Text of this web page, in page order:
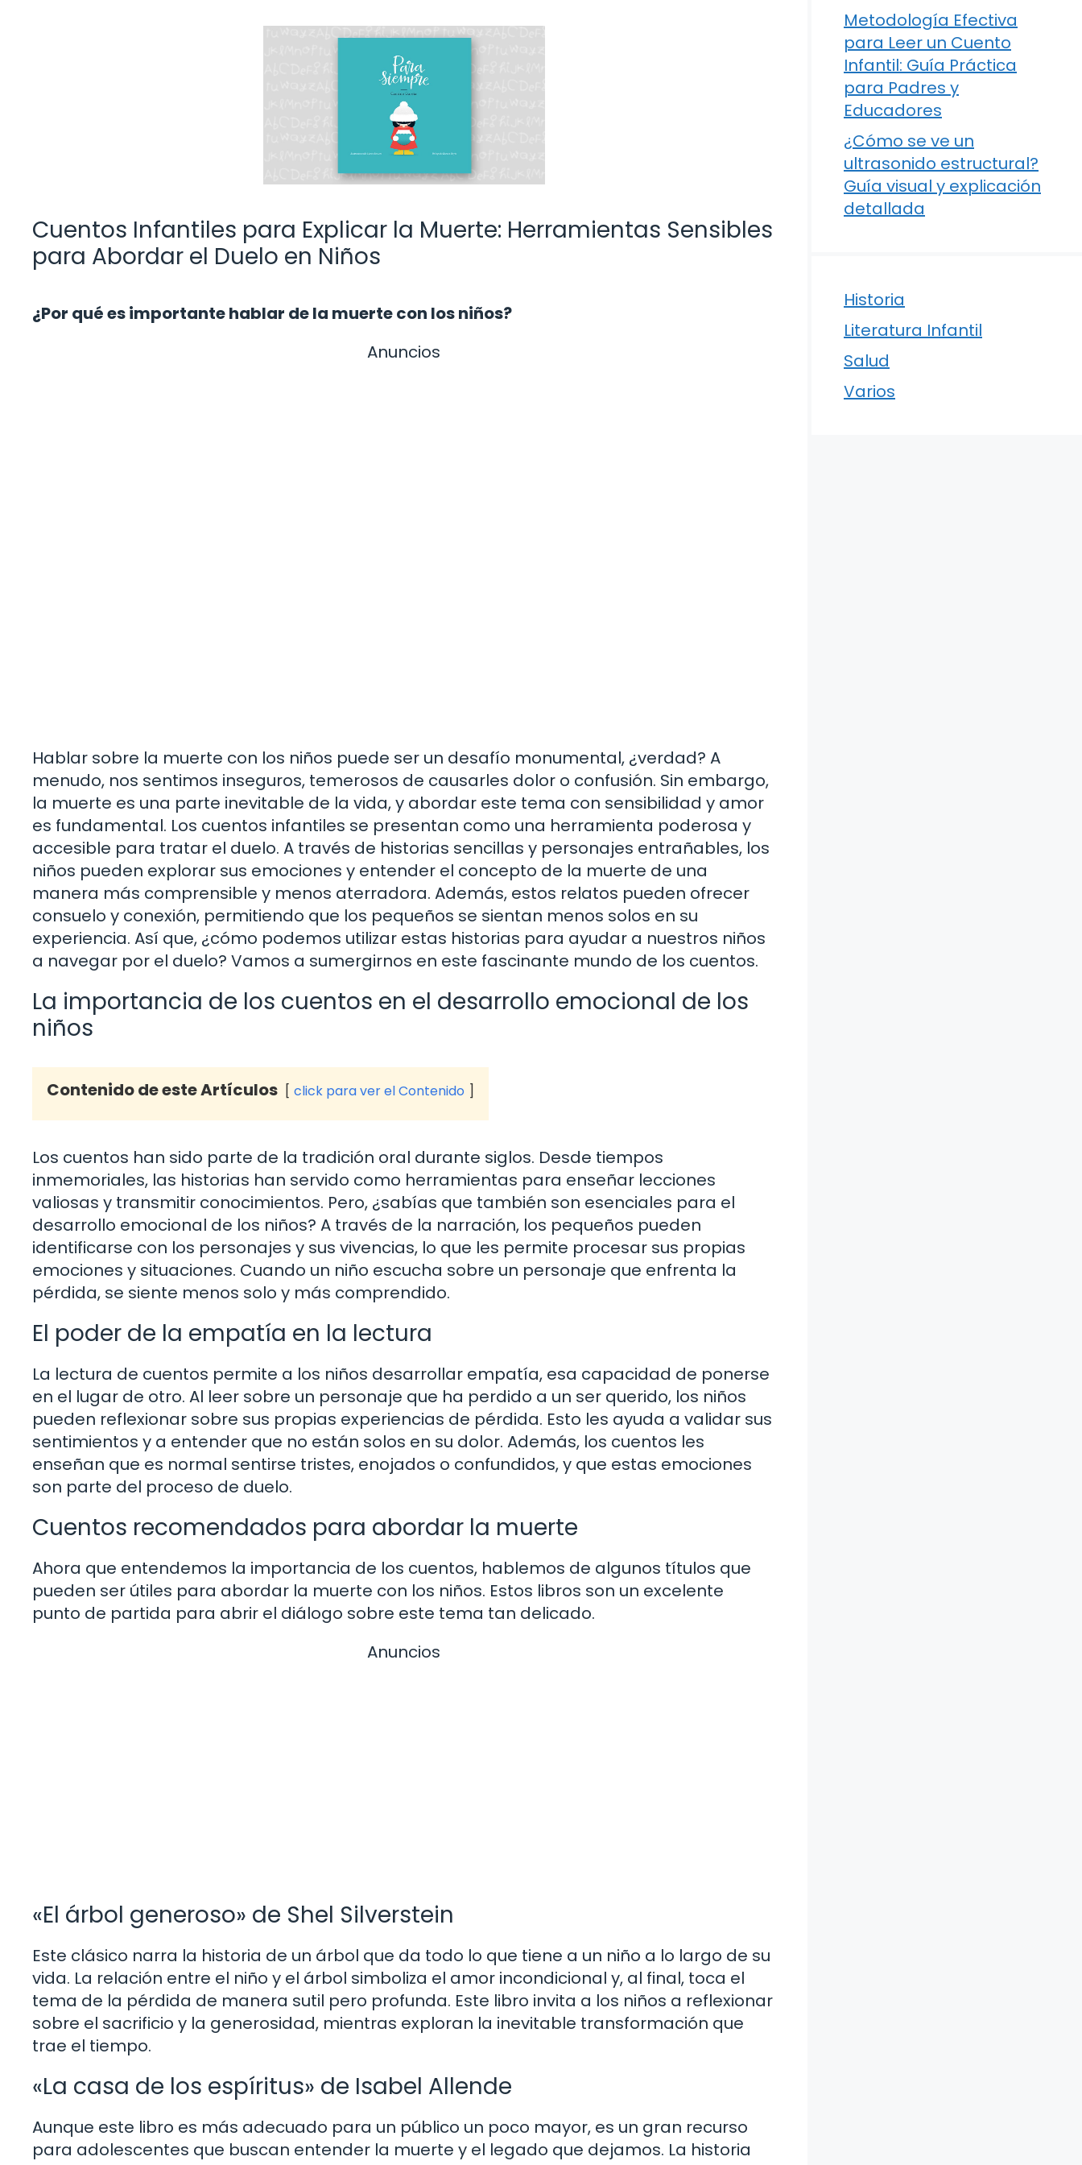
Cuentos Infantiles para Explicar la Muerte: Herramientas Sensibles
para Abordar el Duelo en Niños
¿Por qué es importante hablar de la muerte con los niños?
Anuncios
Hablar sobre la muerte con los niños puede ser un desafío monumental, ¿verdad? A
menudo, nos sentimos inseguros, temerosos de causarles dolor o confusión. Sin embargo,
la muerte es una parte inevitable de la vida, y abordar este tema con sensibilidad y amor
es fundamental. Los cuentos infantiles se presentan como una herramienta poderosa y
accesible para tratar el duelo. A través de historias sencillas y personajes entrañables, los
niños pueden explorar sus emociones y entender el concepto de la muerte de una
manera más comprensible y menos aterradora. Además, estos relatos pueden ofrecer
consuelo y conexión, permitiendo que los pequeños se sientan menos solos en su
experiencia. Así que, ¿cómo podemos utilizar estas historias para ayudar a nuestros niños
a navegar por el duelo? Vamos a sumergirnos en este fascinante mundo de los cuentos.
La importancia de los cuentos en el desarrollo emocional de los
niños
Contenido de este Artículos click para ver el Contenido
Los cuentos han sido parte de la tradición oral durante siglos. Desde tiempos
inmemoriales, las historias han servido como herramientas para enseñar lecciones
valiosas y transmitir conocimientos. Pero, ¿sabías que también son esenciales para el
desarrollo emocional de los niños? A través de la narración, los pequeños pueden
identificarse con los personajes y sus vivencias, lo que les permite procesar sus propias
emociones y situaciones. Cuando un niño escucha sobre un personaje que enfrenta la
pérdida, se siente menos solo y más comprendido.
El poder de la empatía en la lectura
La lectura de cuentos permite a los niños desarrollar empatía, esa capacidad de ponerse
en el lugar de otro. Al leer sobre un personaje que ha perdido a un ser querido, los niños
pueden reflexionar sobre sus propias experiencias de pérdida. Esto les ayuda a validar sus
sentimientos y a entender que no están solos en su dolor. Además, los cuentos les
enseñan que es normal sentirse tristes, enojados o confundidos, y que estas emociones
son parte del proceso de duelo.
Cuentos recomendados para abordar la muerte
Ahora que entendemos la importancia de los cuentos, hablemos de algunos títulos que
pueden ser útiles para abordar la muerte con los niños. Estos libros son un excelente
punto de partida para abrir el diálogo sobre este tema tan delicado.
Anuncios
«El árbol generoso» de Shel Silverstein
Este clásico narra la historia de un árbol que da todo lo que tiene a un niño a lo largo de su
vida. La relación entre el niño y el árbol simboliza el amor incondicional y, al final, toca el
tema de la pérdida de manera sutil pero profunda. Este libro invita a los niños a reflexionar
sobre el sacrificio y la generosidad, mientras exploran la inevitable transformación que
trae el tiempo.
«La casa de los espíritus» de Isabel Allende
Aunque este libro es más adecuado para un público un poco mayor, es un gran recurso
para adolescentes que buscan entender la muerte y el legado que dejamos. La historia
Metodología Efectiva
para Leer un Cuento
Infantil: Guía Práctica
para Padres y
Educadores
¿Cómo se ve un
ultrasonido estructural?
Guía visual y explicación
detallada
Historia
Literatura Infantil
Salud
Varios